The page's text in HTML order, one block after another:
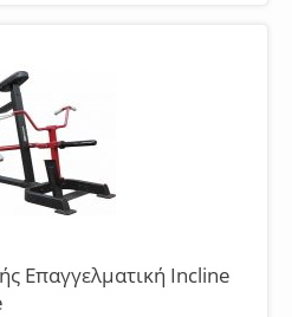
Επαγγελματική Incline